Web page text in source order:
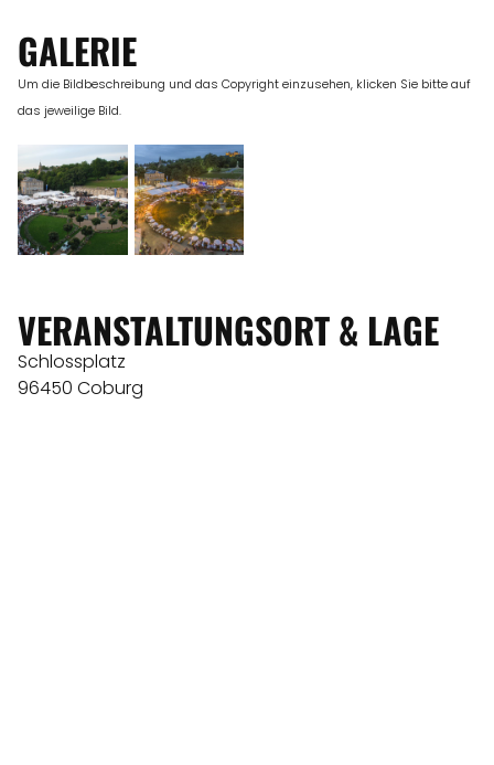
GALERIE
Um die Bildbeschreibung und das Copyright einzusehen, klicken Sie bitte auf
das jeweilige Bild.
VERANSTALTUNGSORT & LAGE
Schlossplatz
96450 Coburg